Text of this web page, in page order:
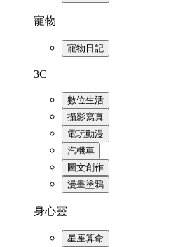
寵物
寵物日記
3C
數位生活
攝影寫真
電玩動漫
汽機車
圖文創作
漫畫塗鴉
身心靈
星座算命